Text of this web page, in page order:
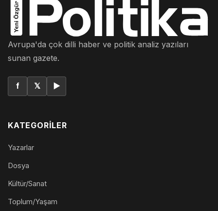
Avrupa'da çok dilli haber ve politik analiz yazıları
sunan gazete.
f 𝕏 ▶
KATEGORILER
Yazarlar
Dosya
Kültür/Sanat
Toplum/Yaşam